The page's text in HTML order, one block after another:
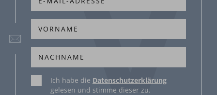
Ich habe die Datenschutzerklärung
gelesen und stimme dieser zu.